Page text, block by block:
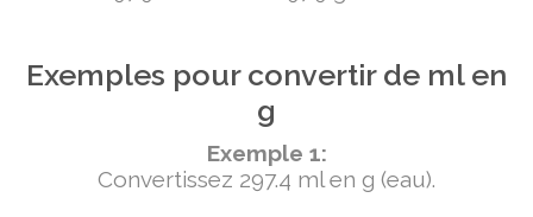
Exemples pour convertir de ml en
g
Exemple 1:
Convertissez 297.4 ml en g (eau).